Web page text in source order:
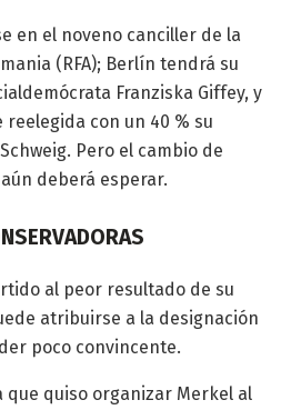
en el noveno canciller de la
(RFA); Berlín tendrá su
Franziska Giffey, y
con un 40 % su
Pero el cambio de
deberá esperar.
al peor resultado de su
atribuirse a la designación
poco convincente.
que quiso organizar Merkel al